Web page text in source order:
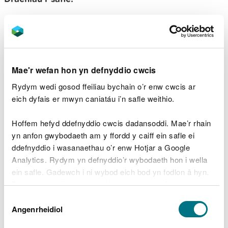
Mae'r wefan hon yn defnyddio cwcis
Rydym wedi gosod ffeiliau bychain o’r enw cwcis ar
eich dyfais er mwyn caniatáu i’n safle weithio.
Hoffem hefyd ddefnyddio cwcis dadansoddi. Mae’r rhain
yn anfon gwybodaeth am y ffordd y caiff ein safle ei
ddefnyddio i wasanaethau o’r enw Hotjar a Google
Analytics. Rydym yn defnyddio’r wybodaeth hon i wella
ein safle. Gadewch i ni wybod eich bod yn fodlon â hyn.
Byddwn yn defnyddio cwci i gadw eich dewis.
Gellirdarllen mwy am ein cwcis cyn i chi ddewis.
Caniatâd
Angenrheidiol
mynd?
sy’n draenio o doeau, sy'n mynd i mewn i
ddraeniau dŵr wyneb. Dylai dŵr halogedig, fel
carthion neu elifion masnach, fynd i mewn i
ddraeniau budr bob amser.
Mae deall eich system ddraenio yn hanfodol er
mwyn atal llygredd damweiniol.
Storio olewau, cemegion a deunyddiau sy’n llygru:
diben?